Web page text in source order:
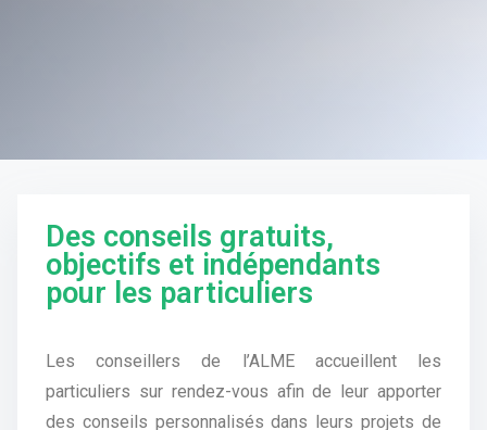
Des conseils gratuits,
objectifs et indépendants
pour les particuliers
Les conseillers de l’ALME accueillent les
particuliers sur rendez-vous afin de leur apporter
des conseils personnalisés dans leurs projets de